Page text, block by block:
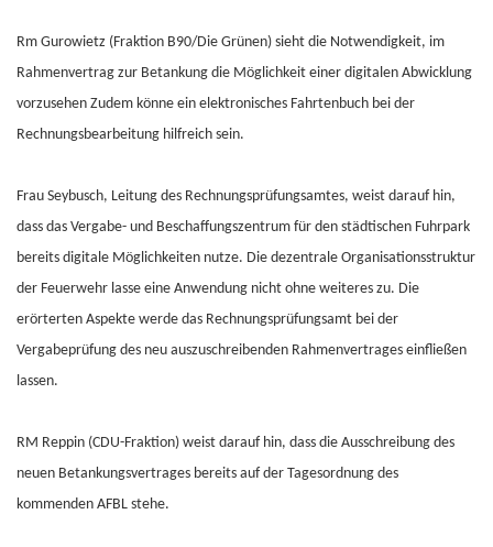
Rm Gurowietz (Fraktion B90/Die Grünen) sieht die Notwendigkeit, im
Rahmenvertrag zur Betankung die Möglichkeit einer digitalen Abwicklung
vorzusehen Zudem könne ein elektronisches Fahrtenbuch bei der
Rechnungsbearbeitung hilfreich sein.
Frau Seybusch, Leitung des Rechnungsprüfungsamtes, weist darauf hin,
dass das Vergabe- und Beschaffungszentrum für den städtischen Fuhrpark
bereits digitale Möglichkeiten nutze. Die dezentrale Organisationsstruktur
der Feuerwehr lasse eine Anwendung nicht ohne weiteres zu. Die
erörterten Aspekte werde das Rechnungsprüfungsamt bei der
Vergabeprüfung des neu auszuschreibenden Rahmenvertrages einfließen
lassen.
RM Reppin (CDU-Fraktion) weist darauf hin, dass die Ausschreibung des
neuen Betankungsvertrages bereits auf der Tagesordnung des
kommenden AFBL stehe.